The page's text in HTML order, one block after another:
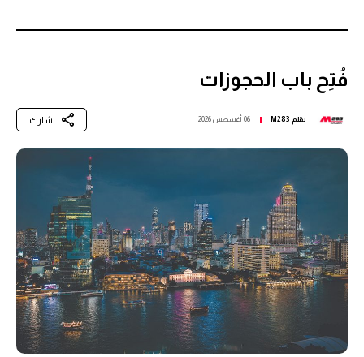
فُتِح باب الحجوزات
بقلم M283 06 أغسطس 2026 شارك